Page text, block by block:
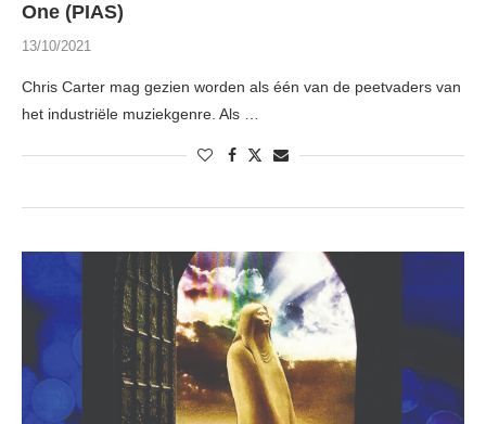
One (PIAS)
13/10/2021
Chris Carter mag gezien worden als één van de peetvaders van
het industriële muziekgenre. Als …